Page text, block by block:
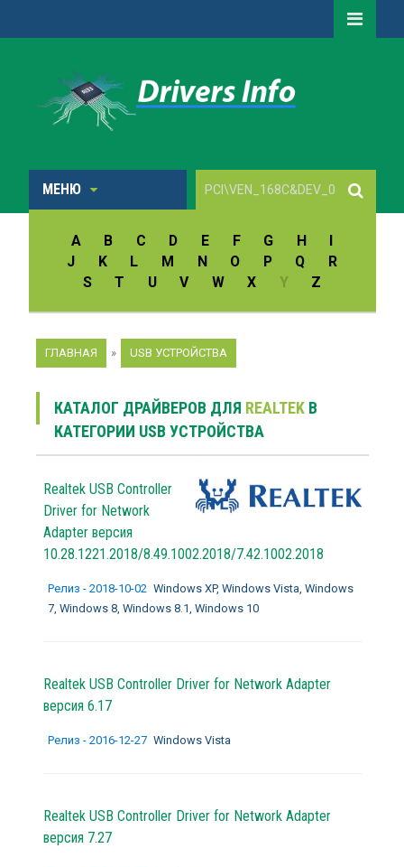
МЕНЮ
A B C D E F G H
I
J
K L M N O P Q
R
S
T U V W X Y Z
ГЛАВНАЯ » USB УСТРОЙСТВА
КАТАЛОГ ДРАЙВЕРОВ ДЛЯ REALTEKВ
КАТЕГОРИИ USB УСТРОЙСТВА
Realtek USB Controller
Driver for Network
Adapter версия
10.28.1221.2018/8.49.1002.2018/7.42.1002.2018
Релиз - 2018-10-02 Windows XP, Windows Vista, Windows
7, Windows 8, Windows 8.1, Windows 10
Realtek USB Controller Driver for Network Adapter
версия 6.17
Релиз - 2016-12-27 Windows Vista
Realtek USB Controller Driver for Network Adapter
версия 7.27